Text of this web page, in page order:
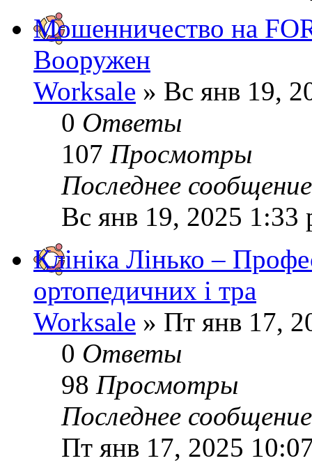
Мошенничество на
Вооружен
Worksale » Вс янв 19,
0 Ответы
107 Просмотры
Последнее
Вс янв 19, 2025 1:33
Клініка Лінько –
ортопедичних і тра
Worksale » Пт янв 17,
0 Ответы
98 Просмотры
Последнее
Пт янв 17, 2025